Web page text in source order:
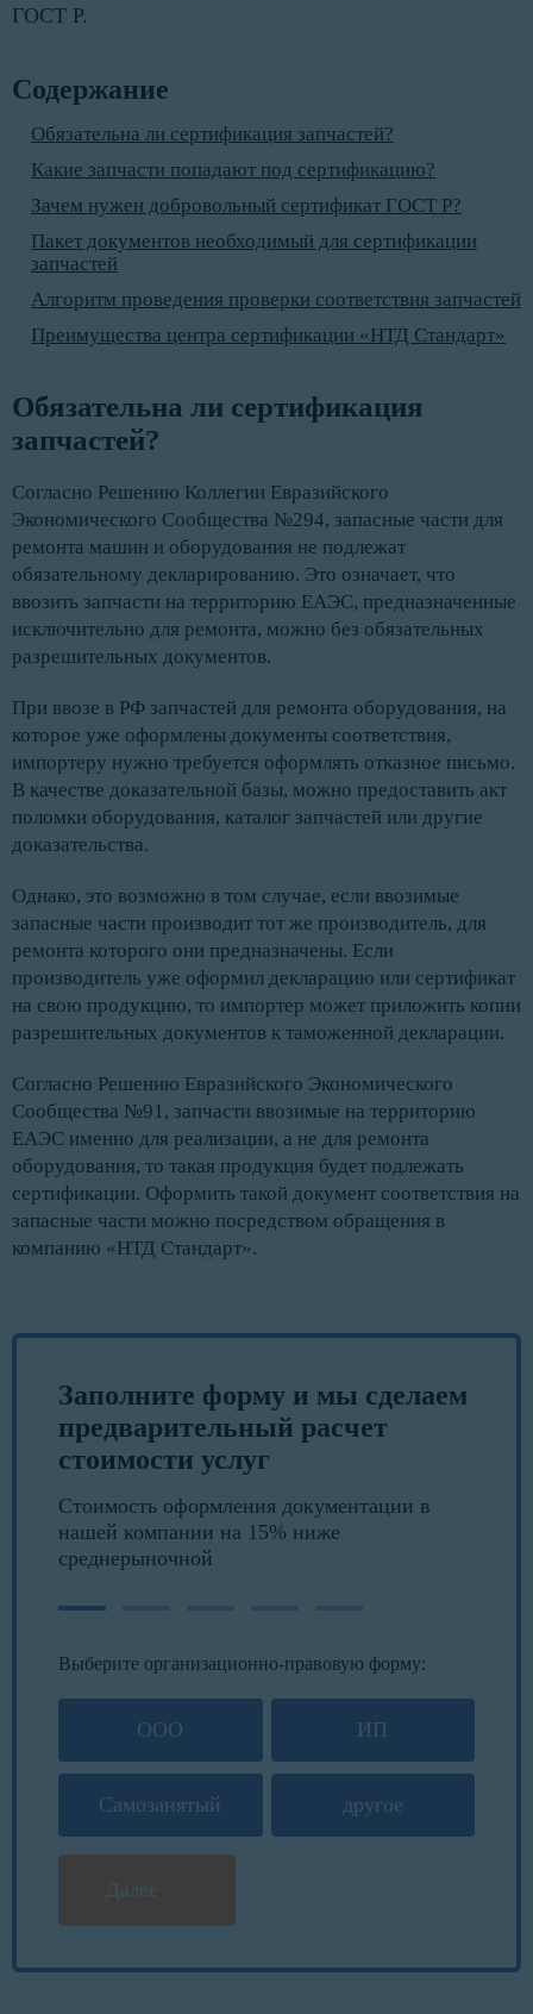
ГОСТ Р.
Содержание
Обязательна ли сертификация запчастей?
Какие запчасти попадают под сертификацию?
Зачем нужен добровольный сертификат ГОСТ Р?
Пакет документов необходимый для сертификации
запчастей
Алгоритм проведения проверки соответствия запчастей
Преимущества центра сертификации «НТД Стандарт»
Обязательна ли сертификация
запчастей?
Согласно Решению Коллегии Евразийского
Экономического Сообщества №294, запасные части для
ремонта машин и оборудования не подлежат
обязательному декларированию. Это означает, что
ввозить запчасти на территорию ЕАЭС, предназначенные
исключительно для ремонта, можно без обязательных
разрешительных документов.
При ввозе в РФ запчастей для ремонта оборудования, на
которое уже оформлены документы соответствия,
импортеру нужно требуется оформлять отказное письмо.
В качестве доказательной базы, можно предоставить акт
поломки оборудования, каталог запчастей или другие
доказательства.
Однако, это возможно в том случае, если ввозимые
запасные части производит тот же производитель, для
ремонта которого они предназначены. Если
производитель уже оформил декларацию или сертификат
на свою продукцию, то импортер может приложить копии
разрешительных документов к таможенной декларации.
Согласно Решению Евразийского Экономического
Сообщества №91, запчасти ввозимые на территорию
ЕАЭС именно для реализации, а не для ремонта
оборудования, то такая продукция будет подлежать
сертификации. Оформить такой документ соответствия на
запасные части можно посредством обращения в
компанию «НТД Стандарт».
Заполните форму и мы сделаем
предварительный расчет
стоимости услуг
Стоимость оформления документации в
нашей компании на 15% ниже
среднерыночной
Выберите организационно-правовую форму:
ООО ИП
Самозанятый другое
Далее